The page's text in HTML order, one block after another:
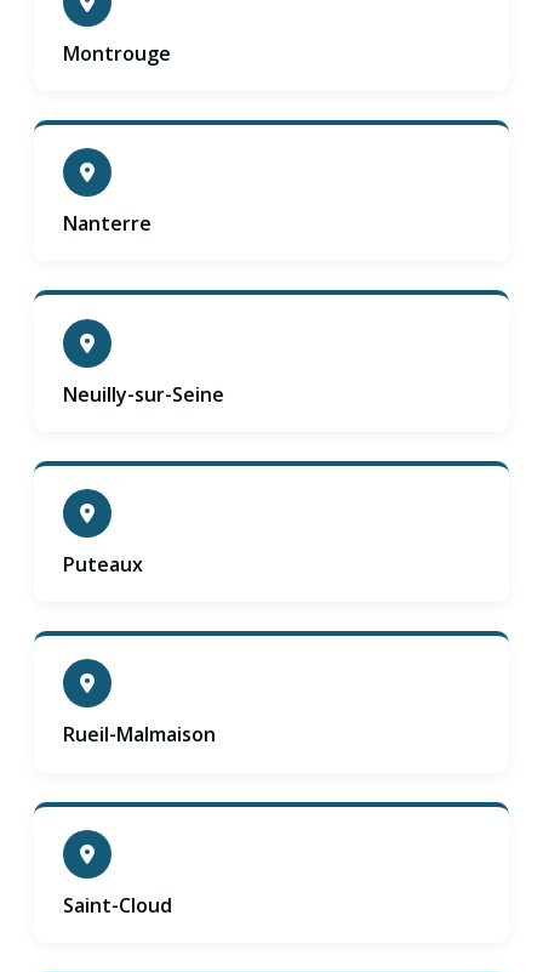
Montrouge
Nanterre
Neuilly-sur-Seine
Puteaux
Rueil-Malmaison
Saint-Cloud